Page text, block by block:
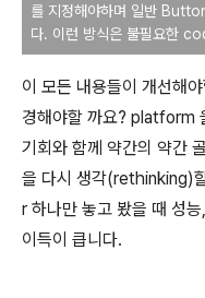
를 지정해야하며 일반
다. 이런 방식은 불필요한
이 모든 내용들이 개선해
경해야할 까요? platform
기회와 함께 약간의 약간
을 다시 생각(rethinking)
r 하나만 놓고 봤을 때 성
이득이 큽니다.